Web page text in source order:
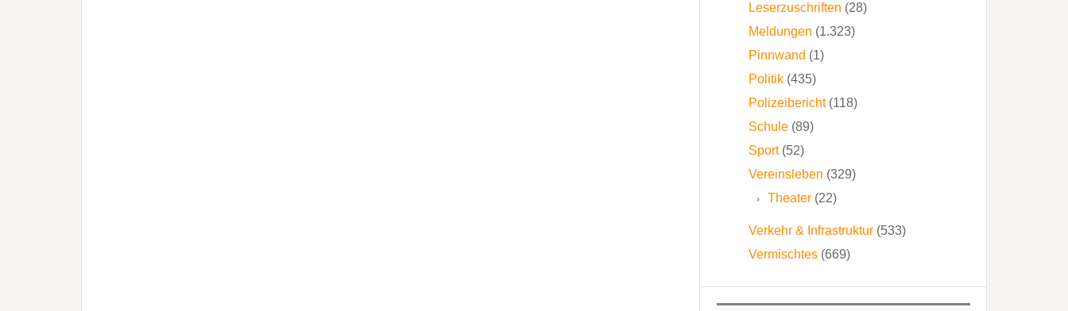
Leserzuschriften (28)
Meldungen (1.323)
Pinnwand (1)
Politik (435)
Polizeibericht(118)
Schule (89)
Sport(52)
Vereinsleben (329)
Theater (22)
Verkehr & Infrastruktur (533)
Vermischtes (669)